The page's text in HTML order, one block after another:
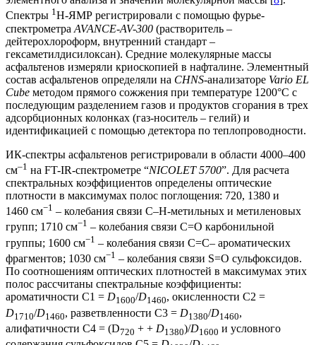
Спектры 1H-ЯМР регистрировали с помощью фурье-
спектрометра AVANCE-AV-300 (растворитель –
дейтерохлороформ, внутренний стандарт –
гексаметилдисилоксан). Средние молекулярные массы
асфальтенов измеряли криоскопией в нафталине. Элементный
состав асфальтенов определяли на CHNS-анализаторе Vario EL
Сube методом прямого сожжения при температуре 1200°С с
последующим разделением газов и продуктов сгорания в трех
адсорбционных колонках (газ-носитель – гелий) и
идентификацией с помощью детектора по теплопроводности.
ИК-спектры асфальтенов регистрировали в области 4000–400
см–1 на FT-IR-спектрометре “NICOLET 5700”. Для расчета
спектральных коэффициентов определены оптические
плотности в максимумах полос поглощения: 720, 1380 и
1460 см−1 – колебания связи С–Н-метильных и метиленовых
групп; 1710 см−1 – колебания связи С=О карбонильной
группы; 1600 см−1 – колебания связи С=С– ароматических
фрагментов; 1030 см−1 – колебания связи S=O сульфоксидов.
По соотношениям оптических плотностей в максимумах этих
полос рассчитаны спектральные коэффициенты:
ароматичности С1 = D1600/D1460, окисленности С2 =
D1710/D1460, разветвленности С3 = D1380/D1460,
алифатичности С4 = (D720 + + D1380)/D1600 и условного